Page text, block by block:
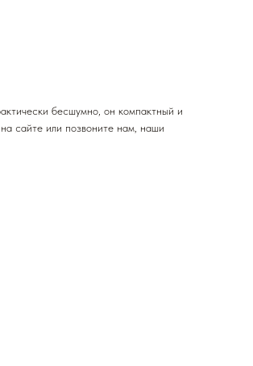
бесшумно, он компактный и
сайте или позвоните нам, наши